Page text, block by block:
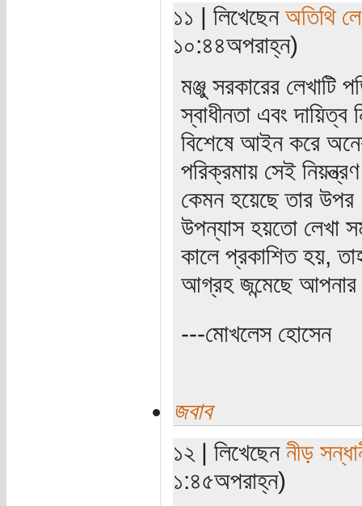
১১ | লিখেছেন অতিথি
১০:৪৪অপরাহ্ন)
মঞ্জু সরকারের লেখাটি
স্বাধীনতা এবং
বিশেষে আইন করে
পরিক্রমায় সেই
কেমন হয়েছে তার
উপন্যাস হয়তো লেখা
কালে প্রকাশিত হয়,
আগ্রহ জন্মেছে
---মোখলেস হোসেন
জবাব
১২ | লিখেছেন নীড়
১:৪৫অপরাহ্ন)